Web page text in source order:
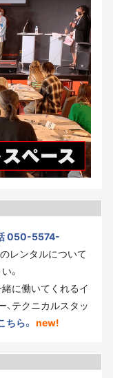
050-5574-
のレンタルについて
。
に働いてくれるイ
、テクニカルスタッ
ちら。 new!